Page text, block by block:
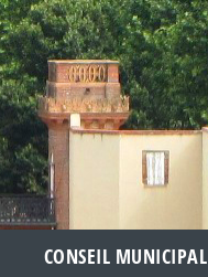
CONSEIL MUNICIPAL